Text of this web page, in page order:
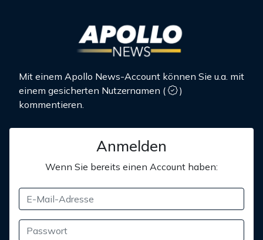
Mit einem Apollo News-Account können Sie u.a. mit
einem gesicherten Nutzernamen (
)
kommentieren.
Anmelden
Wenn Sie bereits einen Account haben: